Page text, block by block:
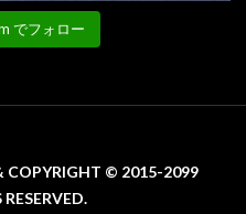
でフォロー
COPYRIGHT © 2015-2099